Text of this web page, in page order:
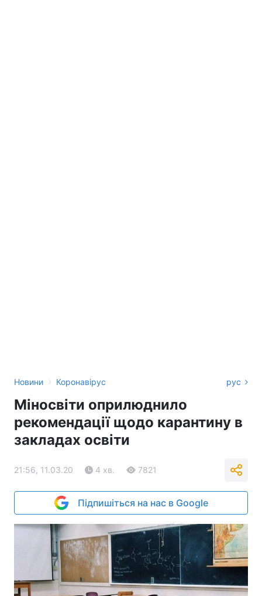
Новини › Коронавірус рус
Міносвіти оприлюднило
рекомендації щодо карантину в
закладах освіти
21:56, 11.03.20 4 хв. 7821
Підпишіться на нас в Google